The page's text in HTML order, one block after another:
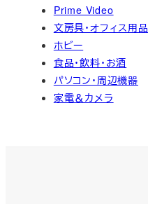
Prime Video
文房具・オフィス用品
ホビー
食品・飲料・お酒
パソコン・周辺機器
家電＆カメラ